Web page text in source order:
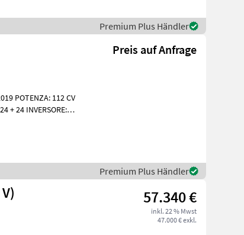
Premium Plus Händler
Preis auf Anfrage
POTENZA: 112 CV
+ 24 INVERSORE:
Premium Plus Händler
57.340 €
inkl. 22 % Mwst
47.000 € exkl.